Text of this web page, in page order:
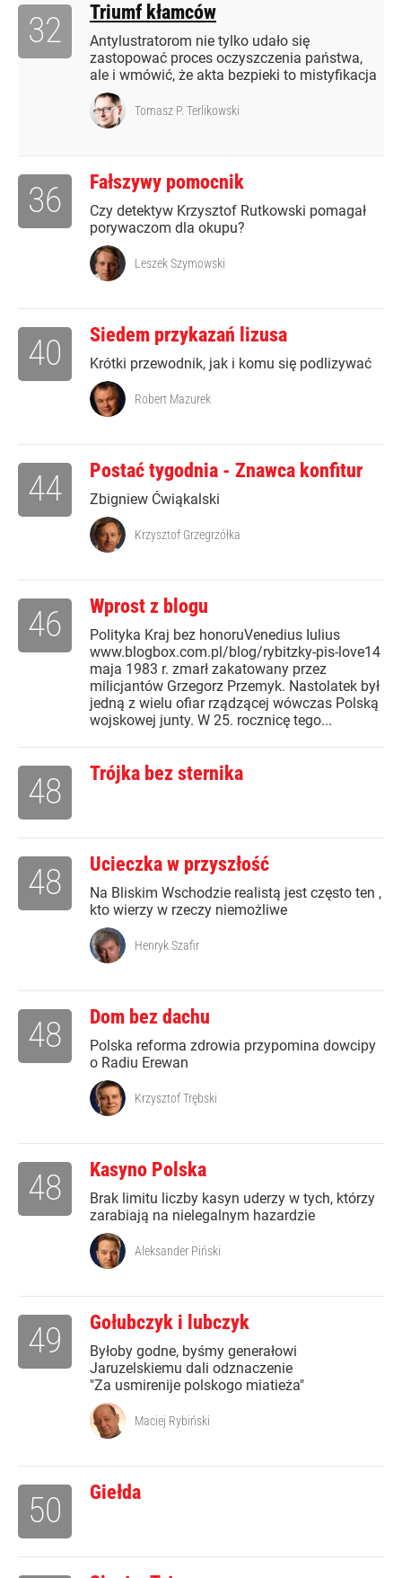
Triumf kłamców
Antylustratorom nie tylko udało się
zastopować proces oczyszczenia państwa,
ale i wmówić, że akta bezpieki to mistyfikacja
32
Tomasz P. Terlikowski
Fałszywy pomocnik
Czy detektyw Krzysztof Rutkowski pomagał
porywaczom dla okupu?
36
Leszek Szymowski
Siedem przykazań lizusa
Krótki przewodnik, jak i komu się podlizywać
40
Robert Mazurek
Postać tygodnia - Znawca konfitur
Zbigniew Ćwiąkalski
44
Krzysztof Grzegrzółka
Wprost z blogu
Polityka Kraj bez honoruVenedius Iulius
www.blogbox.com.pl/blog/rybitzky-pis-love14
maja 1983 r. zmarł zakatowany przez
milicjantów Grzegorz Przemyk. Nastolatek był
jedną z wielu ofiar rządzącej wówczas Polską
wojskowej junty. W 25. rocznicę tego...
46
Trójka bez sternika
48
Ucieczka w przyszłość
Na Bliskim Wschodzie realistą jest często ten ,
kto wierzy w rzeczy niemożliwe
48
Henryk Szafir
Dom bez dachu
Polska reforma zdrowia przypomina dowcipy
o Radiu Erewan
48
Krzysztof Trębski
Kasyno Polska
Brak limitu liczby kasyn uderzy w tych, którzy
zarabiają na nielegalnym hazardzie
48
Aleksander Piński
Gołubczyk i lubczyk
Byłoby godne, byśmy generałowi
Jaruzelskiemu dali odznaczenie
"Za usmirenije polskogo miatieża"
49
Maciej Rybiński
Giełda
50